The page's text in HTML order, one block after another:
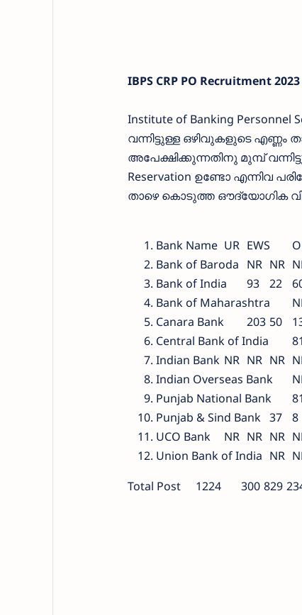
IBPS CRP PO Recruitment
Institute of Banking
വന്നിട്ടുള്ള ഒഴിവുകളുടെ
അപേക്ഷിക്കുന്നതിനു മുമ്പ്
Reservation ഉണ്ടോ എന്നിവ
താഴെ കൊടുത്ത ഔദ്യോഗിക
Bank Name UR EWS
Bank of Baroda NR NR
Bank of India
93 22
Bank of Maharashtra
Canara Bank
203 50
Central Bank of India
Indian Bank NR NR NR
Indian Overseas Bank
Punjab National Bank
81
Punjab & Sind Bank 37 8
UCO Bank
NR NR NR
Union Bank of India NR
Total Post
1224 300 829